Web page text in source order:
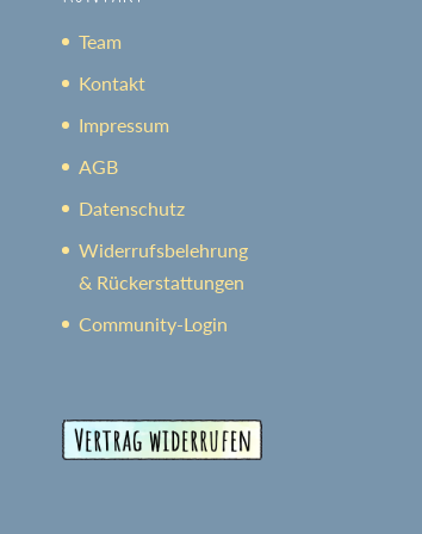
Team
Kontakt
Impressum
AGB
Datenschutz
Widerrufsbelehrung
& Rückerstattungen
Community-Login